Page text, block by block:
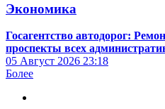
Экономика
Госагентство автодорог:
проспекты всех
05 Август 2026 23:18
Более